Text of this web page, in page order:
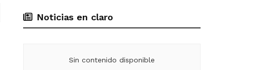
Noticias en claro
Sin contenido disponible